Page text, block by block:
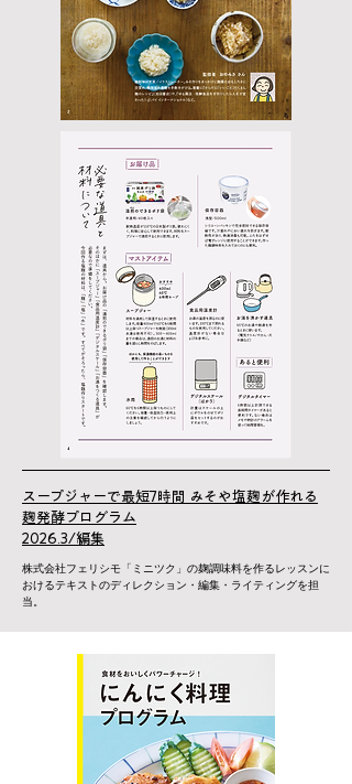
スープジャーで最短7時間 みそや塩麹が作れる
麹発酵プログラム
2026.3/編集
株式会社フェリシモ「ミニツク」の麹調味料を作るレッスンに
おけるテキストのディレクション・編集・ライティングを担
当。